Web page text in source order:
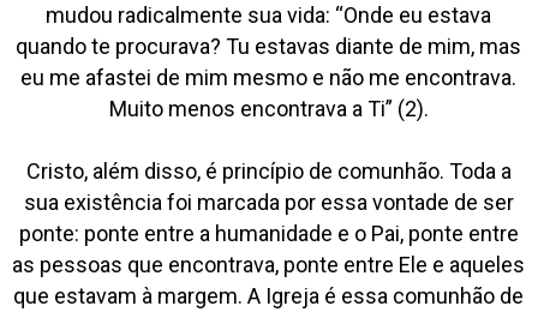
mudou radicalmente sua vida: “Onde eu estava
quando te procurava? Tu estavas diante de mim, mas
eu me afastei de mim mesmo e não me encontrava.
Muito menos encontrava a Ti” (2).
Cristo, além disso, é princípio de comunhão. Toda a
sua existência foi marcada por essa vontade de ser
ponte: ponte entre a humanidade e o Pai, ponte entre
as pessoas que encontrava, ponte entre Ele e aqueles
que estavam à margem. A Igreja é essa comunhão de